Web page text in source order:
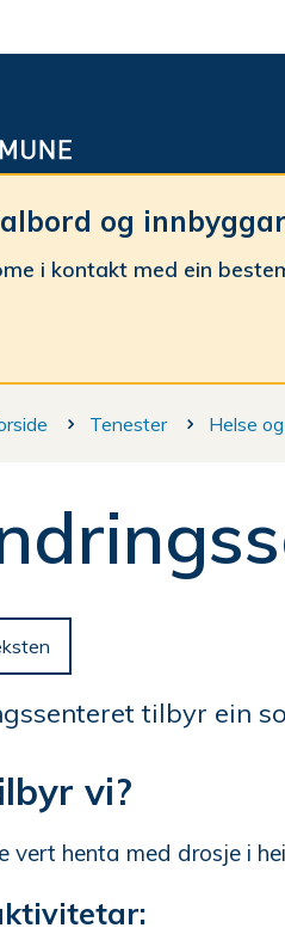
kommune
og
i kontakt med ein
Tenester Helse
tilbyr ein
vi?
vert henta med drosje i